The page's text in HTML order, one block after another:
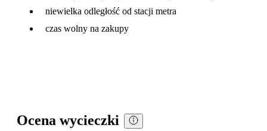
niewielka odległość od stacji metra
czas wolny na zakupy
Ocena wycieczki